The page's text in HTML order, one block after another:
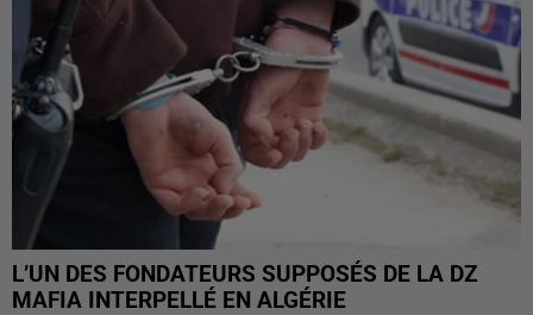
L’UN DES FONDATEURS SUPPOSÉS DE LA DZ
MAFIA INTERPELLÉ EN ALGÉRIE